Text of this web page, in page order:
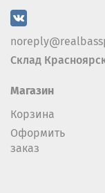
Склад
Магазин
Корзина
Оформить
заказ